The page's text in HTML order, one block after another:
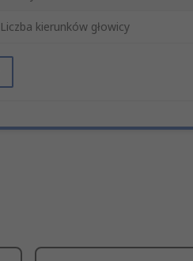
Liczba kierunków głowicy